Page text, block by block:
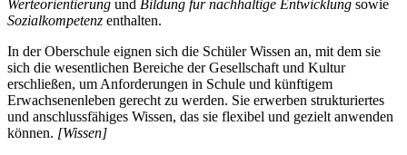
Werteorientierung und Bildung für nachhaltige Entwicklung sowie
Sozialkompetenz enthalten.
In der Oberschule eignen sich die Schüler Wissen an, mit dem sie
sich die wesentlichen Bereiche der Gesellschaft und Kultur
erschließen, um Anforderungen in Schule und künftigem
Erwachsenenleben gerecht zu werden. Sie erwerben strukturiertes
und anschlussfähiges Wissen, das sie flexibel und gezielt anwenden
können. [Wissen]